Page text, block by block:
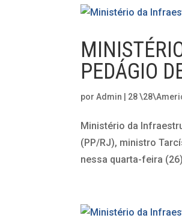
PEDÁGIO
porAdmin 28
Ministério da
(PP/RJ), ministro
nessa quarta-feira